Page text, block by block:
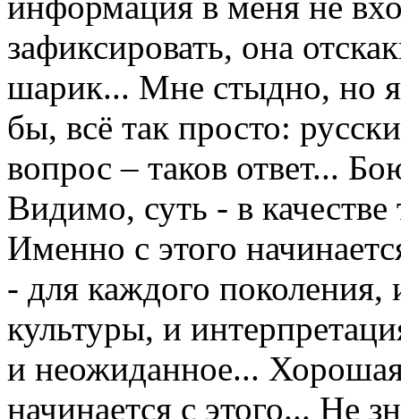
зафиксировать, она
шарик... Мне стыдно, но
бы, всё так просто:
вопрос – таков ответ...
Видимо, суть - в качестве
Именно с этого
- для каждого
культуры, и
и неожиданное... Хорошая
начинается с этого... Не